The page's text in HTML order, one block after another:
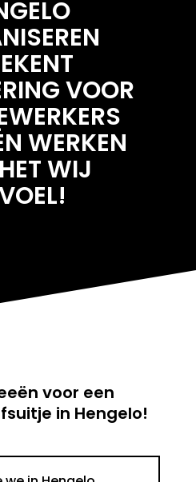
VOOR
WERKEN
WIJ
voor een
in Hengelo!